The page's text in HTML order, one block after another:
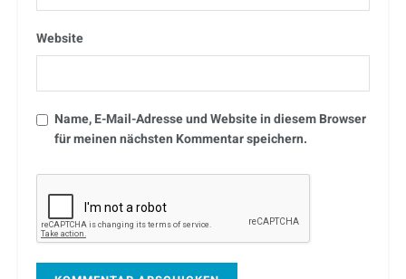
Website
Name, E-Mail-Adresse und Website in diesem Browser
für meinen nächsten Kommentar speichern.